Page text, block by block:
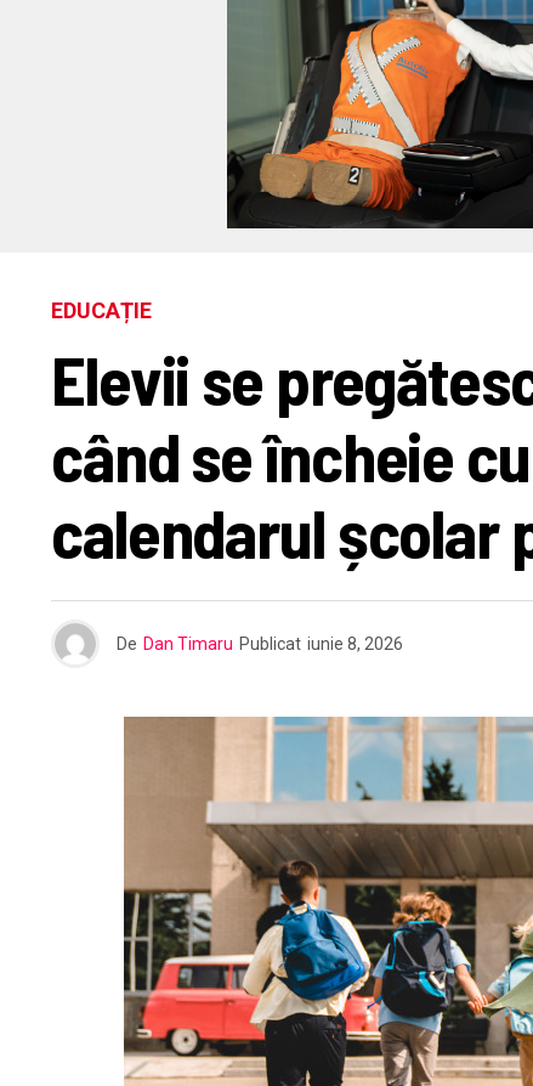
EDUCAȚIE
Elevii se
când se încheie
calendarul școlar
De Dan Timaru Publicat iunie 8, 2026